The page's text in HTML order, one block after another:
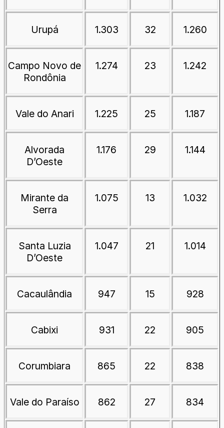
Urupá 1.303 32 1.260
Campo Novo de
Rondônia
1.274 23 1.242
Vale do Anari 1.225 25 1.187
Alvorada
D’Oeste
1.176 29 1.144
Mirante da
Serra
1.075 13 1.032
Santa Luzia
D’Oeste
1.047 21 1.014
Cacaulândia 947 15 928
Cabixi 931 22 905
Corumbiara 865 22 838
Vale do Paraíso 862 27 834